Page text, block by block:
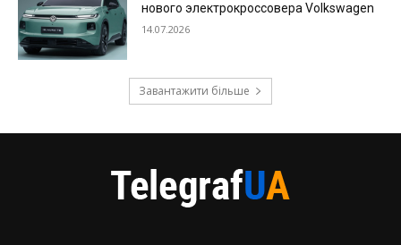
нового электрокроссовера Volkswagen
14.07.2026
Завантажити більше